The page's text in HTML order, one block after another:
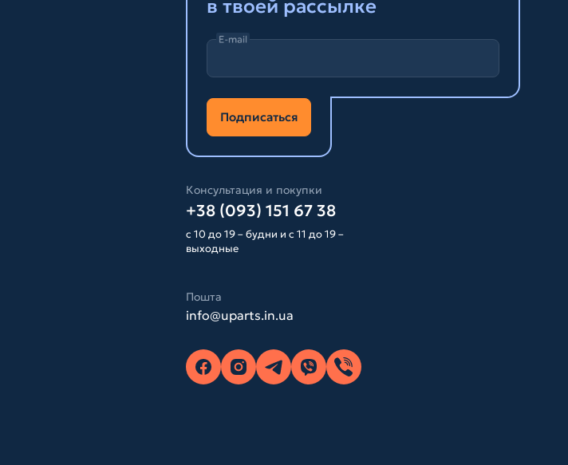
в твоей рассылке
E-mail
Подписаться
Консультация и покупки
+38 (093) 151 67 38
с 10 до 19 – будни и с 11 до 19 –
выходные
Пошта
info@uparts.in.ua